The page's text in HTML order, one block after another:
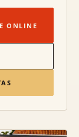
ONLINE